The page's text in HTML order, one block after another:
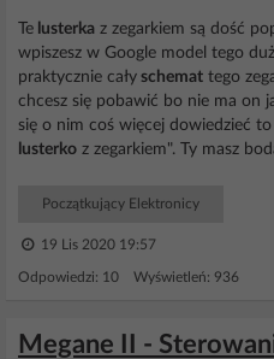
Te lusterka z zegarkiem są dość
wpiszesz w Google model tego
praktycznie cały schemat tego
chcesz się pobawić bo nie ma on
się o nim coś więcej dowiedzieć
lusterko z zegarkiem". Ty masz
Początkujący Elektronicy
19 Lis 2020 19:57
Odpowiedzi: 10 Wyświetleń: 936
Megane II -